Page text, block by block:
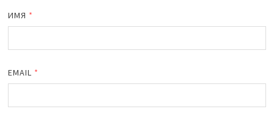
ИМЯ *
EMAIL *